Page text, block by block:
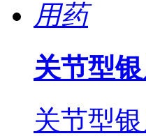
关节型
关节型